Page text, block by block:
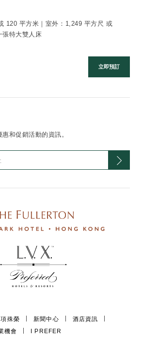
120 平方米｜室外：1,249 平方尺 或
張特大雙人床
立即預訂
和促銷活動的資訊。
殊榮 新聞中心
酒店資訊
機會
I PREFER